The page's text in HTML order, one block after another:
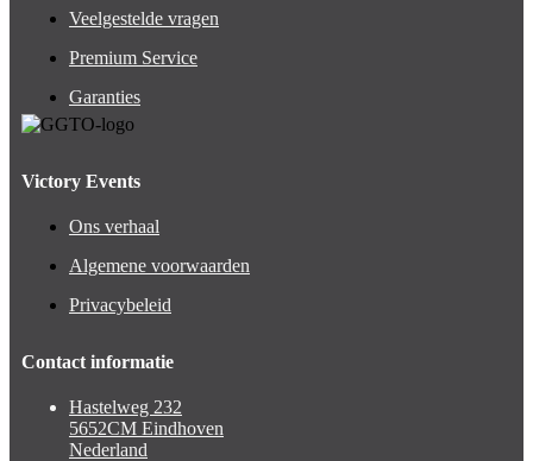
Veelgestelde vragen
Premium Service
Garanties
Victory Events
Ons verhaal
Algemene voorwaarden
Privacybeleid
Contact informatie
Hastelweg 232
5652CM Eindhoven
Nederland